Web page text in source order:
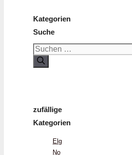
Kategorien
Suche
Suchen
nach:
zufällige
Kategorien
Elg
No